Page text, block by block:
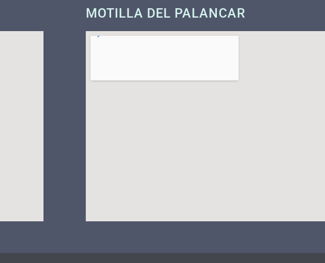
MOTILLA DEL PALANCAR